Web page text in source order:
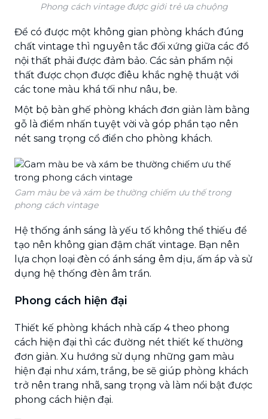
Phong cách vintage được giới trẻ ưa chuộng
Để có được một không gian phòng khách đúng
chất vintage thì nguyên tắc đối xứng giữa các đồ
nội thất phải được đảm bảo. Các sản phẩm nội
thất được chọn được điêu khắc nghệ thuật với
các tone màu khá tối như nâu, be.
Một bộ bàn ghế phòng khách đơn giản làm bằng
gỗ là điểm nhấn tuyệt vời và góp phần tạo nên
nét sang trọng cổ điển cho phòng khách.
Gam màu be và xám be thường chiếm ưu thế trong
phong cách vintage
Hệ thống ánh sáng là yếu tố không thể thiếu để
tạo nên không gian đậm chất vintage. Bạn nên
lựa chọn loại đèn có ánh sáng êm dịu, ấm áp và sử
dụng hệ thống đèn âm trần.
Phong cách hiện đại
Thiết kế phòng khách nhà cấp 4 theo phong
cách hiện đại thì các đường nét thiết kế thường
đơn giản. Xu hướng sử dụng những gam màu
hiện đại như xám, trắng, be sẽ giúp phòng khách
trở nên trang nhã, sang trọng và làm nổi bật được
phong cách hiện đại.